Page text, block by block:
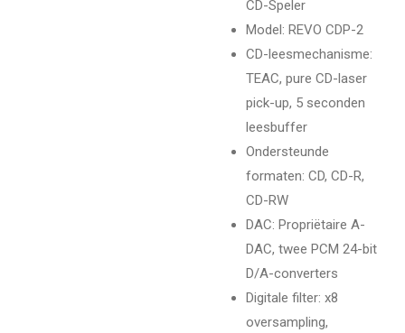
CD-Speler
Model: REVO CDP-2
CD-leesmechanisme:
TEAC, pure CD-laser
pick-up, 5 seconden
leesbuffer
Ondersteunde
formaten: CD, CD-R,
CD-RW
DAC: Propriëtaire A-
DAC, twee PCM 24-bit
D/A-converters
Digitale filter: x8
oversampling,